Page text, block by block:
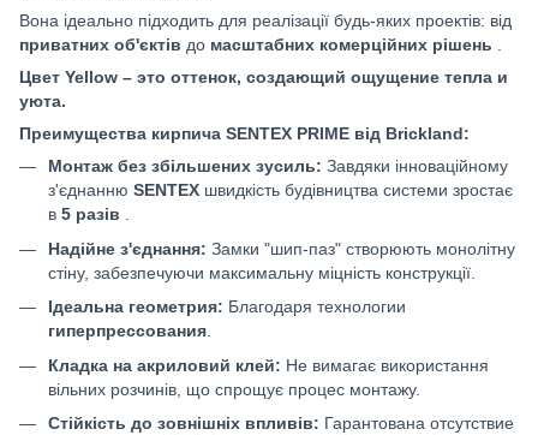
Вона ідеально підходить для реалізації будь-яких проектів: від
приватних об'єктів до масштабних комерційних рішень .
Цвет Yellow – это оттенок, создающий ощущение тепла и
уюта.
Преимущества кирпича SENTEX PRIME від Brickland:
Монтаж без збільшених зусиль: Завдяки інноваційному
з'єднанню SENTEX швидкість будівництва системи зростає
в 5 разів .
Надійне з'єднання: Замки "шип-паз" створюють монолітну
стіну, забезпечуючи максимальну міцність конструкції.
Ідеальна геометрия: Благодаря технологии
гиперпрессования
Кладка на акриловий клей: Не вимагає використання
вільних розчинів, що спрощує процес монтажу.
Стійкість до зовнішніх впливів: Гарантована отсутствие